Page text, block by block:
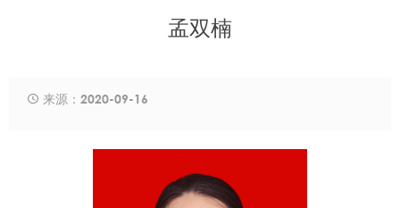
孟双楠
 来源：2020-09-16